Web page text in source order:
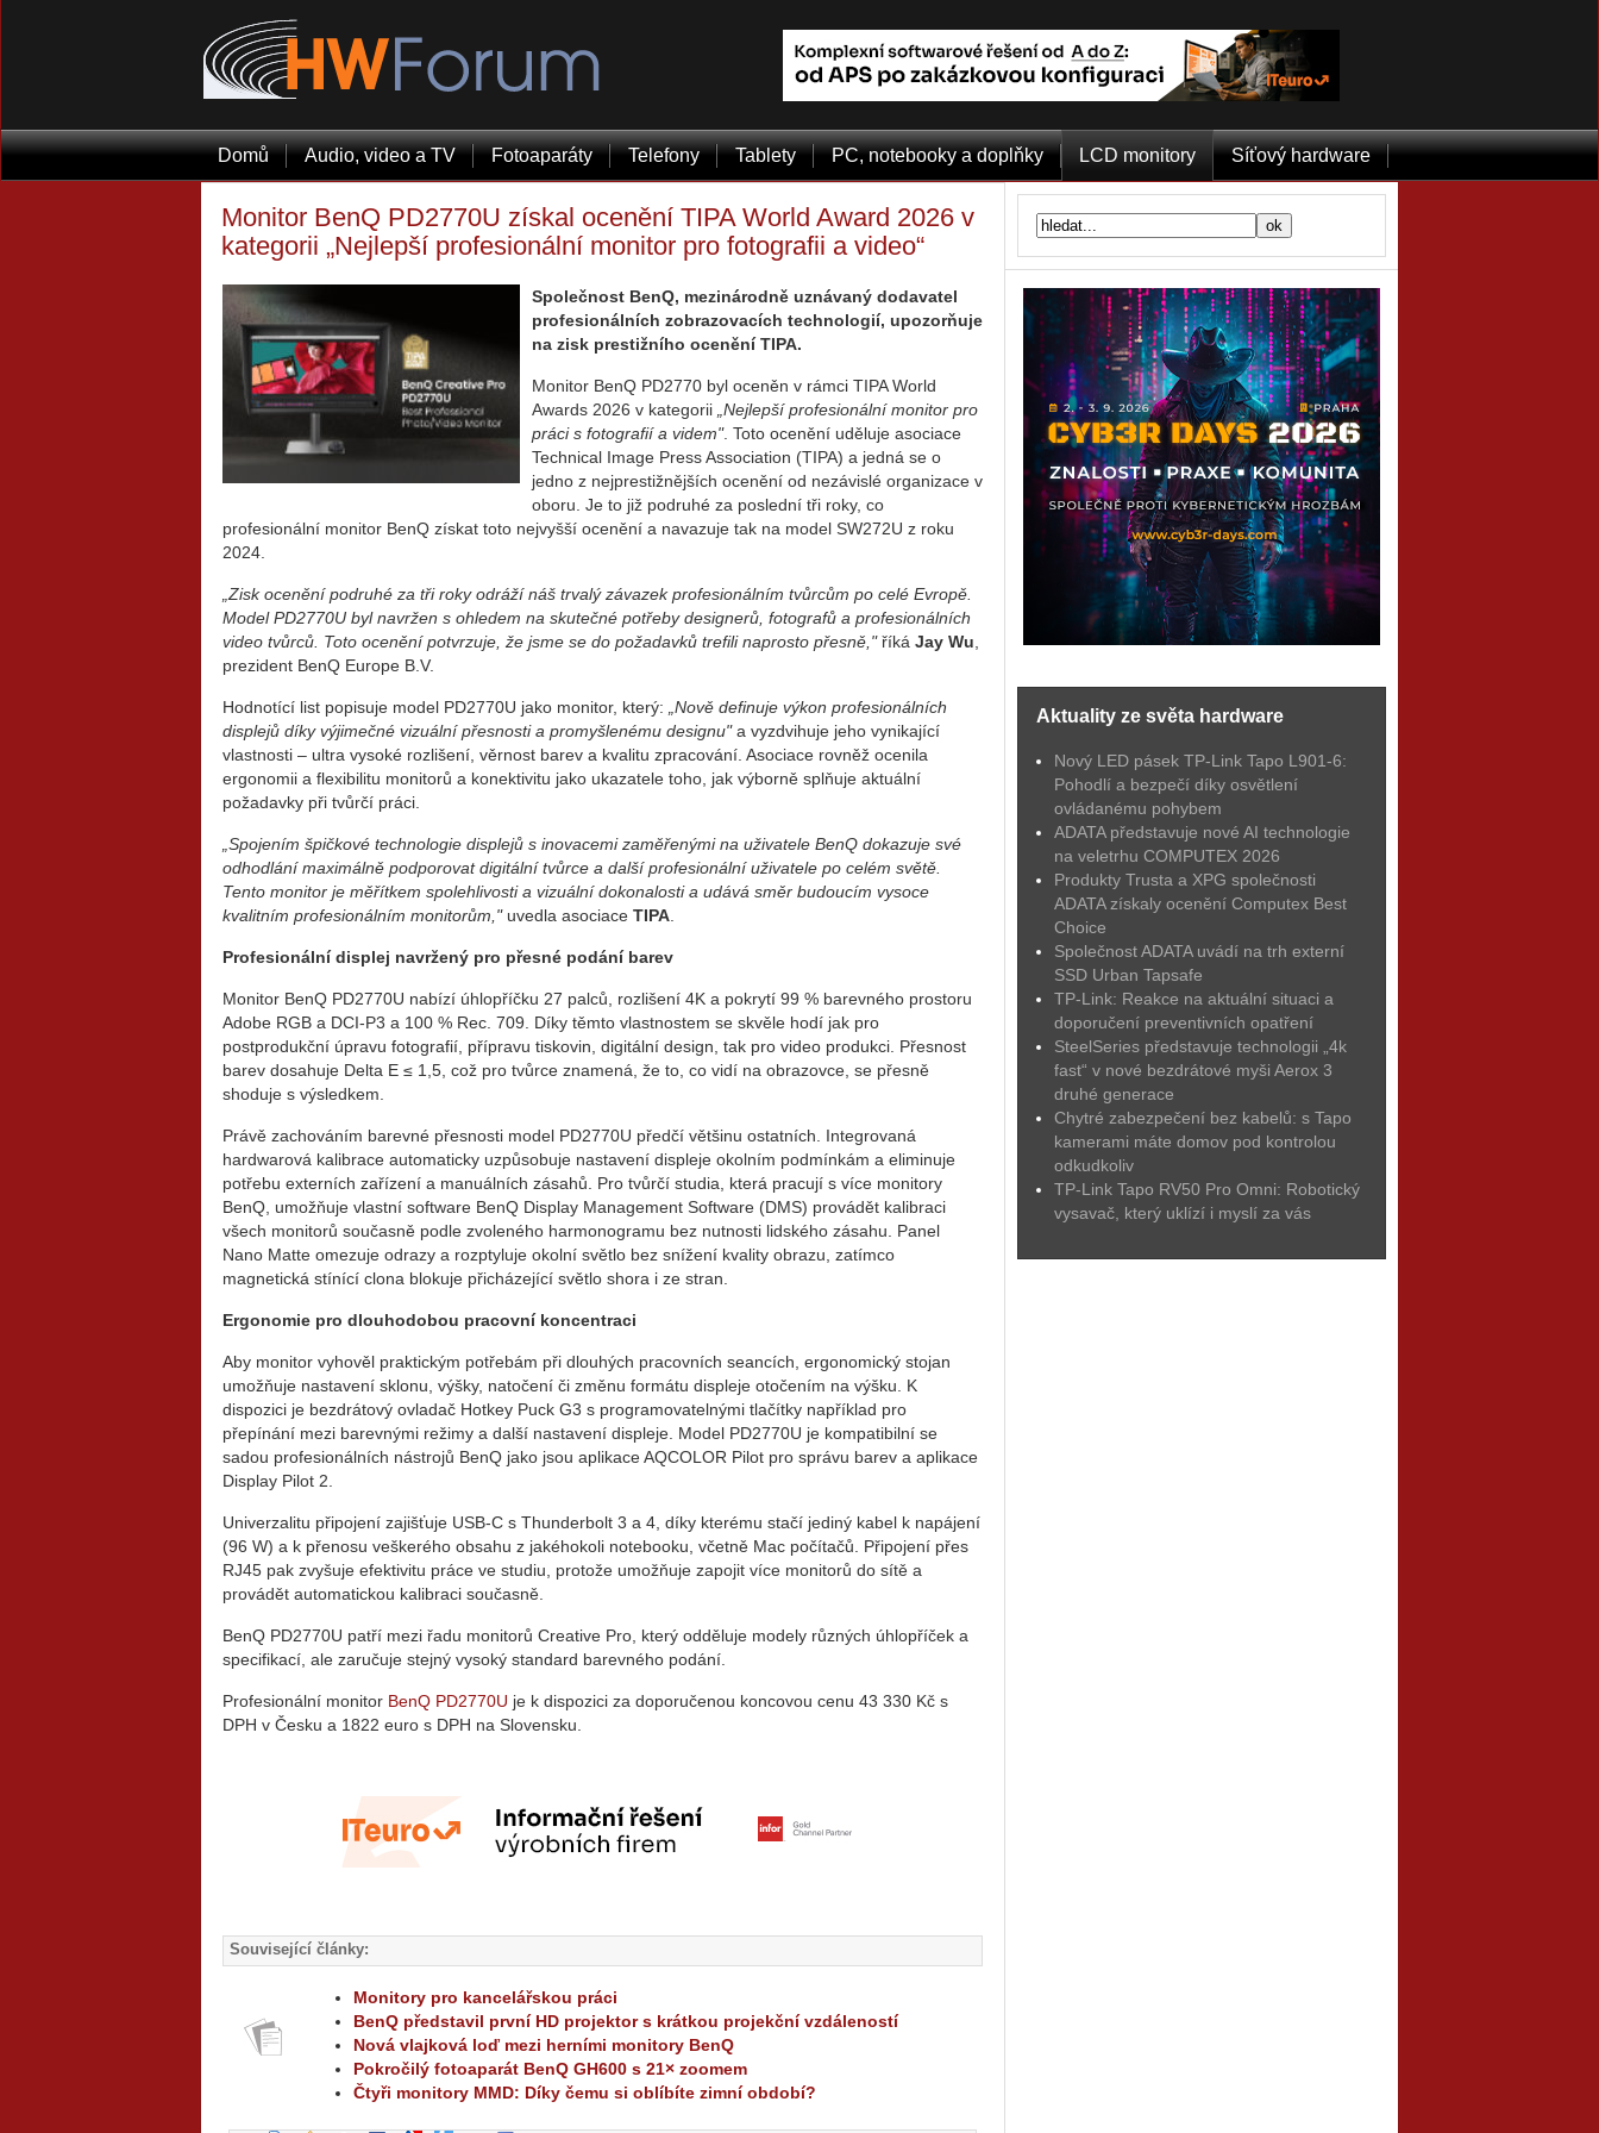
Domů Audio, video a TV Fotoaparáty Telefony Tablety PC, notebooky a doplňky LCD monitory Síťový hardware
Aktuality ze světa hardware
Nový LED pásek TP-Link Tapo L901-6:
Pohodlí a bezpečí díky osvětlení
ovládanému pohybem
ADATA představuje nové AI technologie
na veletrhu COMPUTEX 2026
Produkty Trusta a XPG společnosti
ADATA získaly ocenění Computex Best
Choice
Společnost ADATA uvádí na trh externí
SSD Urban Tapsafe
TP-Link: Reakce na aktuální situaci a
doporučení preventivních opatření
SteelSeries představuje technologii „4k
fast“ v nové bezdrátové myši Aerox 3
druhé generace
Chytré zabezpečení bez kabelů: s Tapo
kamerami máte domov pod kontrolou
odkudkoliv
TP-Link Tapo RV50 Pro Omni: Robotický
vysavač, který uklízí i myslí za vás
Monitor BenQ PD2770U získal ocenění TIPA World Award 2026 v
kategorii „Nejlepší profesionální monitor pro fotografii a video“
Společnost BenQ, mezinárodně uznávaný dodavatel
profesionálních zobrazovacích technologií, upozorňuje
na zisk prestižního ocenění TIPA.
Monitor BenQ PD2770 byl oceněn v rámci TIPA World
Awards 2026 v kategorii „Nejlepší profesionální monitor pro
práci s fotografií a videm". Toto ocenění uděluje asociace
Technical Image Press Association (TIPA) a jedná se o
jedno z nejprestižnějších ocenění od nezávislé organizace v
oboru. Je to již podruhé za poslední tři roky, co
profesionální monitor BenQ získat toto nejvyšší ocenění a navazuje tak na model SW272U z roku
2024.
„Zisk ocenění podruhé za tři roky odráží náš trvalý závazek profesionálním tvůrcům po celé Evropě.
Model PD2770U byl navržen s ohledem na skutečné potřeby designerů, fotografů a profesionálních
video tvůrců. Toto ocenění potvrzuje, že jsme se do požadavků trefili naprosto přesně,"říká Jay Wu
prezident BenQ Europe B.V.
Hodnotící list popisuje model PD2770U jako monitor, který:
„Nově definuje výkon profesionálních
displejů díky výjimečné vizuální přesnosti a promyšlenému designu"a vyzdvihuje jeho vynikající
vlastnosti – ultra vysoké rozlišení, věrnost barev a kvalitu zpracování. Asociace rovněž ocenila
ergonomii a flexibilitu monitorů a konektivitu jako ukazatele toho, jak výborně splňuje aktuální
požadavky při tvůrčí práci.
„Spojením špičkové technologie displejů s inovacemi zaměřenými na uživatele BenQ dokazuje své
odhodlání maximálně podporovat digitální tvůrce a další profesionální uživatele po celém světě.
Tento monitor je měřítkem spolehlivosti a vizuální dokonalosti a udává směr budoucím vysoce
kvalitním profesionálním monitorům,"uvedla asociace TIPA
Profesionální displej navržený pro přesné podání barev
Monitor BenQ PD2770U nabízí úhlopříčku 27 palců, rozlišení 4K a pokrytí 99 % barevného prostoru
Adobe RGB a DCI-P3 a 100 % Rec. 709. Díky těmto vlastnostem se skvěle hodí jak pro
postprodukční úpravu fotografií, přípravu tiskovin, digitální design, tak pro video produkci. Přesnost
barev dosahuje Delta E ≤ 1,5, což pro tvůrce znamená, že to, co vidí na obrazovce, se přesně
shoduje s výsledkem.
Právě zachováním barevné přesnosti model PD2770U předčí většinu ostatních. Integrovaná
hardwarová kalibrace automaticky uzpůsobuje nastavení displeje okolním podmínkám a eliminuje
potřebu externích zařízení a manuálních zásahů. Pro tvůrčí studia, která pracují s více monitory
BenQ, umožňuje vlastní software BenQ Display Management Software (DMS) provádět kalibraci
všech monitorů současně podle zvoleného harmonogramu bez nutnosti lidského zásahu. Panel
Nano Matte omezuje odrazy a rozptyluje okolní světlo bez snížení kvality obrazu, zatímco
magnetická stínící clona blokuje přicházející světlo shora i ze stran.
Ergonomie pro dlouhodobou pracovní koncentraci
Aby monitor vyhověl praktickým potřebám při dlouhých pracovních seancích, ergonomický stojan
umožňuje nastavení sklonu, výšky, natočení či změnu formátu displeje otočením na výšku. K
dispozici je bezdrátový ovladač Hotkey Puck G3 s programovatelnými tlačítky například pro
přepínání mezi barevnými režimy a další nastavení displeje. Model PD2770U je kompatibilní se
sadou profesionálních nástrojů BenQ jako jsou aplikace AQCOLOR Pilot pro správu barev a aplikace
Display Pilot 2.
Univerzalitu připojení zajišťuje USB-C s Thunderbolt 3 a 4, díky kterému stačí jediný kabel k napájení
(96 W) a k přenosu veškerého obsahu z jakéhokoli notebooku, včetně Mac počítačů. Připojení přes
RJ45 pak zvyšuje efektivitu práce ve studiu, protože umožňuje zapojit více monitorů do sítě a
provádět automatickou kalibraci současně.
BenQ PD2770U patří mezi řadu monitorů Creative Pro, který odděluje modely různých úhlopříček a
specifikací, ale zaručuje stejný vysoký standard barevného podání.
Profesionální monitor BenQ PD2770U je k dispozici za doporučenou koncovou cenu 43 330 Kč s
DPH v Česku a 1822 euro s DPH na Slovensku.
Související články:
Monitory pro kancelářskou práci
BenQ představil první HD projektor s krátkou projekční vzdáleností
Nová vlajková loď mezi herními monitory BenQ
Pokročilý fotoaparát BenQ GH600 s 21× zoomem
Čtyři monitory MMD: Díky čemu si oblíbíte zimní období?